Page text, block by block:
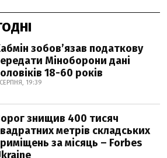
зобовʼязав податкову
Міноборони дані
18-60 років
19:39
знищив 400 тисяч
метрів складських
за місяць – Forbes